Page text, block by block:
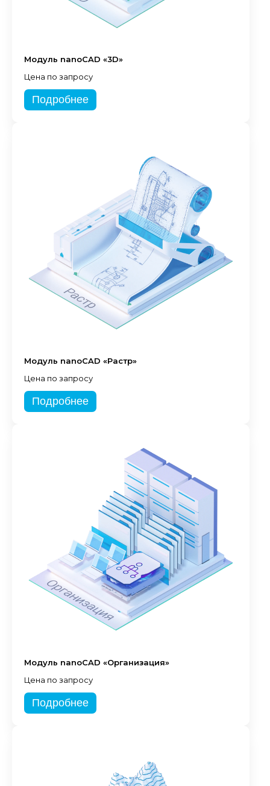
Модуль nanoCAD «3D»
Цена по запросу
Подробнее
Модуль nanoCAD «Растр»
Цена по запросу
Подробнее
Модуль nanoCAD «Организация»
Цена по запросу
Подробнее